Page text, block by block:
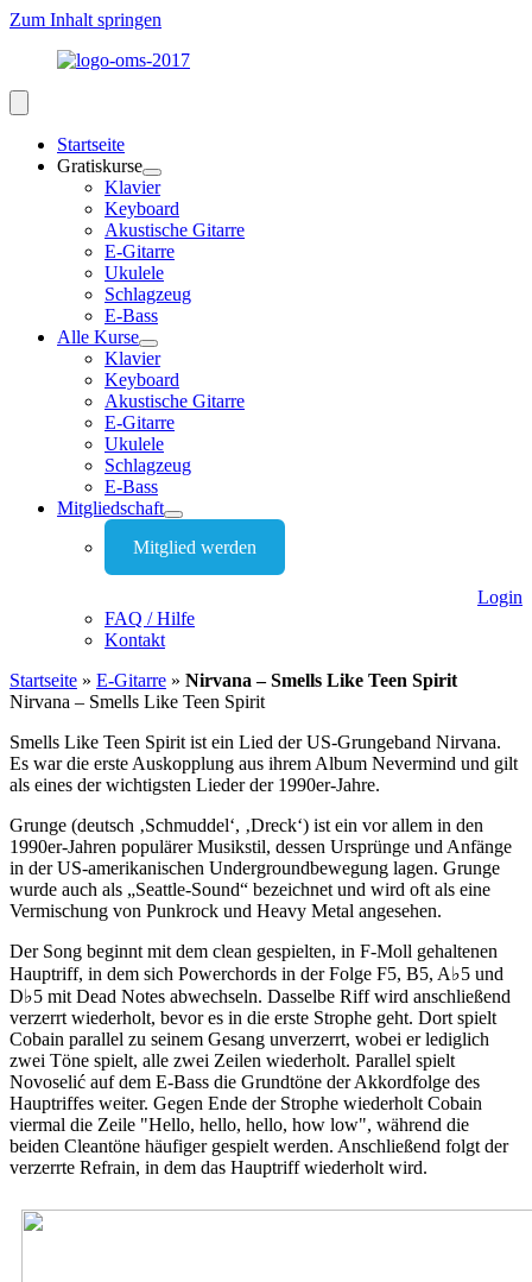
Zum Inhalt springen
Startseite
Gratiskurse
Klavier
Keyboard
Akustische Gitarre
E-Gitarre
Ukulele
Schlagzeug
E-Bass
Alle Kurse
Klavier
Keyboard
Akustische Gitarre
E-Gitarre
Ukulele
Schlagzeug
E-Bass
Mitgliedschaft
Mitglied werden
Login
FAQ / Hilfe
Kontakt
Startseite » E-Gitarre » Nirvana – Smells Like Teen Spirit
Nirvana – Smells Like Teen Spirit
Smells Like Teen Spirit ist ein Lied der US-Grungeband Nirvana.
Es war die erste Auskopplung aus ihrem Album Nevermind und gilt
als eines der wichtigsten Lieder der 1990er-Jahre.
Grunge (deutsch ‚Schmuddel‘, ‚Dreck‘) ist ein vor allem in den
1990er-Jahren populärer Musikstil, dessen Ursprünge und Anfänge
in der US-amerikanischen Undergroundbewegung lagen. Grunge
wurde auch als „Seattle-Sound“ bezeichnet und wird oft als eine
Vermischung von Punkrock und Heavy Metal angesehen.
Der Song beginnt mit dem clean gespielten, in F-Moll gehaltenen
Hauptriff, in dem sich Powerchords in der Folge F5, B5, A♭5 und
D♭5 mit Dead Notes abwechseln. Dasselbe Riff wird anschließend
verzerrt wiederholt, bevor es in die erste Strophe geht. Dort spielt
Cobain parallel zu seinem Gesang unverzerrt, wobei er lediglich
zwei Töne spielt, alle zwei Zeilen wiederholt. Parallel spielt
Novoselić auf dem E-Bass die Grundtöne der Akkordfolge des
Hauptriffes weiter. Gegen Ende der Strophe wiederholt Cobain
viermal die Zeile "Hello, hello, hello, how low", während die
beiden Cleantöne häufiger gespielt werden. Anschließend folgt der
verzerrte Refrain, in dem das Hauptriff wiederholt wird.